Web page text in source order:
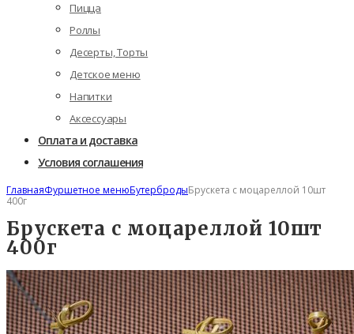
Пицца
Роллы
Десерты, Торты
Детское меню
Напитки
Аксессуары
Оплата и доставка
Условия соглашения
ГлавнаяФуршетное менюБутербродыБрускета с моцареллой 10шт
400г
Брускета с моцареллой 10шт
400г